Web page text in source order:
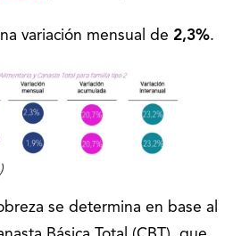
variación mensual de 2,3%.
se determina en base al